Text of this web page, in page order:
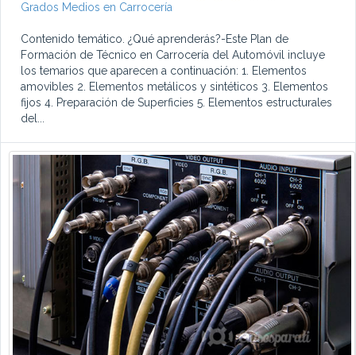
Grados Medios en Carrocería
Contenido temático. ¿Qué aprenderás?-Este Plan de
Formación de Técnico en Carrocería del Automóvil incluye
los temarios que aparecen a continuación: 1. Elementos
amovibles 2. Elementos metálicos y sintéticos 3. Elementos
fijos 4. Preparación de Superficies 5. Elementos estructurales
del...